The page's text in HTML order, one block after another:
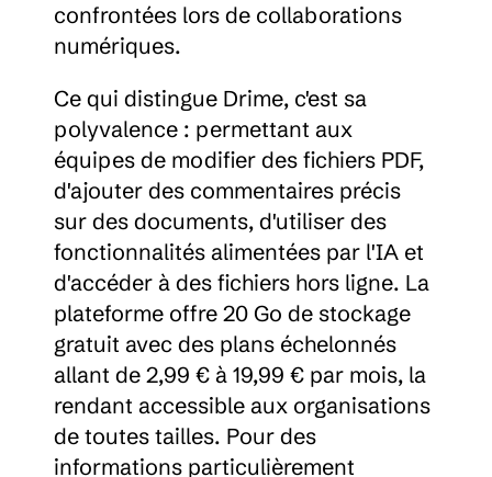
confrontées lors de collaborations
numériques.
Ce qui distingue Drime, c'est sa
polyvalence : permettant aux
équipes de modifier des fichiers PDF,
d'ajouter des commentaires précis
sur des documents, d'utiliser des
fonctionnalités alimentées par l'IA et
d'accéder à des fichiers hors ligne. La
plateforme offre 20 Go de stockage
gratuit avec des plans échelonnés
allant de 2,99 € à 19,99 € par mois, la
rendant accessible aux organisations
de toutes tailles. Pour des
informations particulièrement